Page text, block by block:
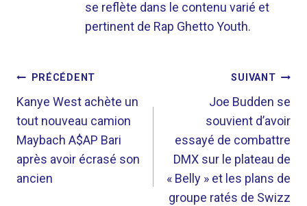
se reflète dans le contenu varié et
pertinent de Rap Ghetto Youth.
NAVIGATION
DE
L’ARTICLE
PRÉCÉDENT
Kanye West achète un
tout nouveau camion
Maybach A$AP Bari
après avoir écrasé son
ancien
SUIVANT
Joe Budden se
souvient d’avoir
essayé de combattre
DMX sur le plateau de
« Belly » et les plans de
groupe ratés de Swizz